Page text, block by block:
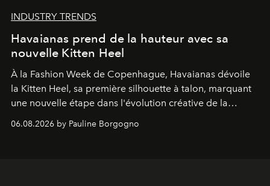
INDUSTRY TRENDS
Havaianas prend de la hauteur avec sa
nouvelle Kitten Heel
À la Fashion Week de Copenhague, Havaianas dévoile
la Kitten Heel, sa première silhouette à talon, marquant
une nouvelle étape dans l'évolution créative de la
06.08.2026 by Pauline Borgogno